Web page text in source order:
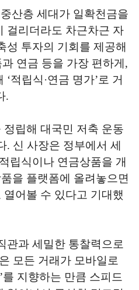
산층 세대가 일확천금을
걸리더라도 차근차근 자
성 투자의 기회를 제공해
연금 등을 가장 편하게,
적립식·연금 명가’로 거
.
립해 대국민 저축 운동
. 신 사장은 정부에서 세
립식이나 연금상품을 개
을 플랫폼에 올려놓으면
어볼 수 있다고 기대했
관과 세밀한 통찰력으로
모든 거래가 모바일로
를 지향하는 만큼 스피드